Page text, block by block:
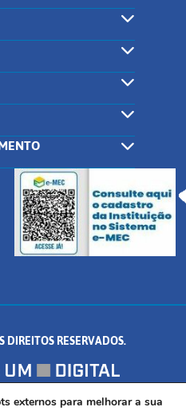
RESERVADOS.
PALMEIRAS, FORMIGA/MG - CEP:
externos para melhorar a sua